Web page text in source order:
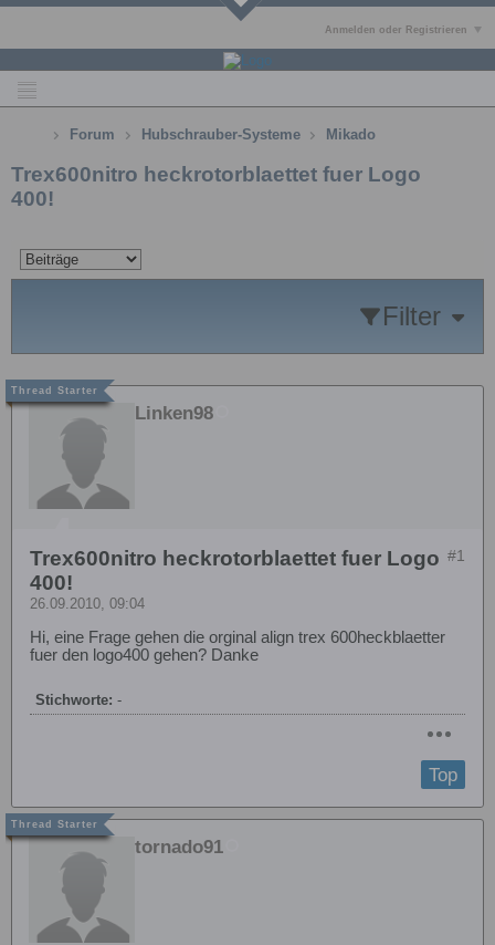
Anmelden oder Registrieren
Forum Hubschrauber-Systeme Mikado
Trex600nitro heckrotorblaettet fuer Logo
400!
Filter
Linken98
#1
Trex600nitro heckrotorblaettet fuer Logo
400!
26.09.2010, 09:04
Hi, eine Frage gehen die orginal align trex 600heckblaetter
fuer den logo400 gehen? Danke
Stichworte: -
Top
tornado91